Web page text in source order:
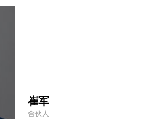
崔军
合伙人